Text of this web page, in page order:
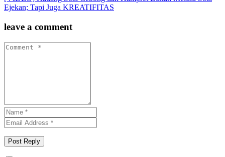
Ejekan; Tapi Juga KREATIFITAS
leave a comment